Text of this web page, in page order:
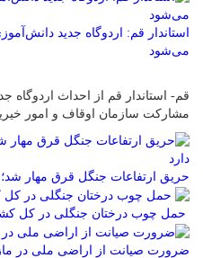
استاندار قم: اردوگاه جدید
می‌شود
قم- استاندار قم از احداث اردوگاه
مشارکت سازمان اوقاف و امور
حریق ارتفاعات جنگل قرق مهار
حمل چوب درختان جنگلی در کل
ضرورت صیانت از اراضی ملی در